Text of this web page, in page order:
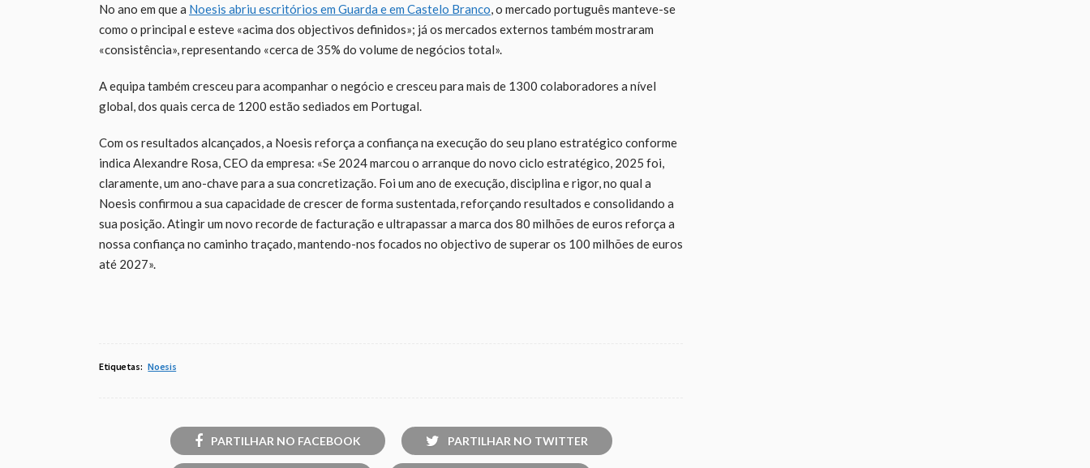
No ano em que a Noesis abriu escritórios em Guarda e em Castelo Branco , o mercado português manteve-se
como o principal e esteve «acima dos objectivos definidos»; já os mercados externos também mostraram
«consistência», representando «cerca de 35% do volume de negócios total».
A equipa também cresceu para acompanhar o negócio e cresceu para mais de 1300 colaboradores a nível
global, dos quais cerca de 1200 estão sediados em Portugal.
Com os resultados alcançados, a Noesis reforça a confiança na execução do seu plano estratégico conforme
indica Alexandre Rosa, CEO da empresa: «Se 2024 marcou o arranque do novo ciclo estratégico, 2025 foi,
claramente, um ano-chave para a sua concretização. Foi um ano de execução, disciplina e rigor, no qual a
Noesis confirmou a sua capacidade de crescer de forma sustentada, reforçando resultados e consolidando a
sua posição. Atingir um novo recorde de facturação e ultrapassar a marca dos 80 milhões de euros reforça a
nossa confiança no caminho traçado, mantendo-nos focados no objectivo de superar os 100 milhões de euros
até 2027».
Etiquetas: Noesis
PARTILHAR NO FACEBOOK PARTILHAR NO TWITTER